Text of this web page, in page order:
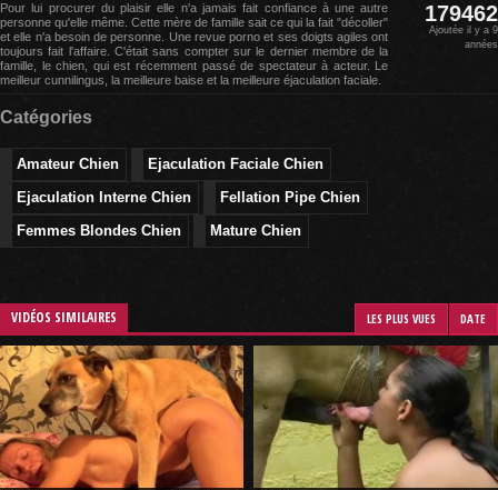
Pour lui procurer du plaisir elle n'a jamais fait confiance à une autre
personne qu'elle même. Cette mère de famille sait ce qui la fait "décoller"
et elle n'a besoin de personne. Une revue porno et ses doigts agiles ont
toujours fait l'affaire. C'était sans compter sur le dernier membre de la
famille, le chien, qui est récemment passé de spectateur à acteur. Le
meilleur cunnilingus, la meilleure baise et la meilleure éjaculation faciale.
179462
Ajoutée il y a 9
années
Catégories
Amateur Chien
Ejaculation Faciale Chien
Ejaculation Interne Chien
Fellation Pipe Chien
Femmes Blondes Chien
Mature Chien
VIDÉOS SIMILAIRES LES PLUS VUES DATE